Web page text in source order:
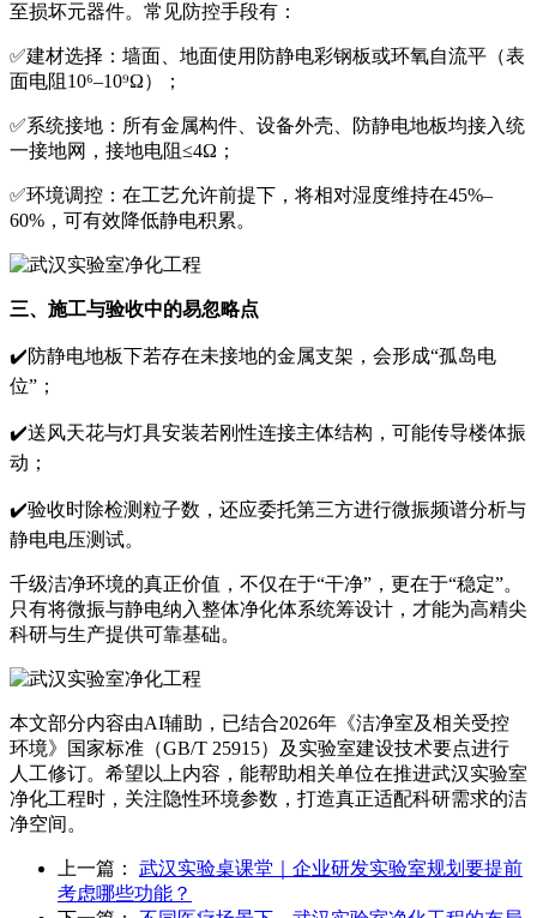
至损坏元器件。常见防控手段有：
✅建材选择：墙面、地面使用防静电彩钢板或环氧自流平（表
面电阻10⁶–10⁹Ω）；
✅系统接地：所有金属构件、设备外壳、防静电地板均接入统
一接地网，接地电阻≤4Ω；
✅环境调控：在工艺允许前提下，将相对湿度维持在45%–
60%，可有效降低静电积累。
三、施工与验收中的易忽略点
✔️防静电地板下若存在未接地的金属支架，会形成“孤岛电
位”；
✔️送风天花与灯具安装若刚性连接主体结构，可能传导楼体振
动；
✔️验收时除检测粒子数，还应委托第三方进行微振频谱分析与
静电电压测试。
千级洁净环境的真正价值，不仅在于“干净”，更在于“稳定”。
只有将微振与静电纳入整体净化体系统筹设计，才能为高精尖
科研与生产提供可靠基础。
本文部分内容由AI辅助，已结合2026年《洁净室及相关受控
环境》国家标准（GB/T 25915）及实验室建设技术要点进行
人工修订。希望以上内容，能帮助相关单位在推进武汉实验室
净化工程时，关注隐性环境参数，打造真正适配科研需求的洁
净空间。
上一篇： 武汉实验桌课堂｜企业研发实验室规划要提前
考虑哪些功能？